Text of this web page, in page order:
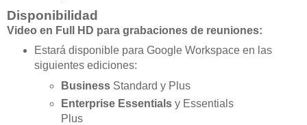
Disponibilidad
Video en Full HD para grabaciones de reuniones:
Estará disponible para Google Workspace en las
siguientes ediciones:
Business Standard y Plus
Enterprise Essentials y Essentials
Plus